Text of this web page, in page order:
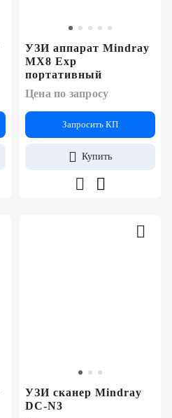
УЗИ аппарат Mindray
MX8 Exp
портативный
Цена по запросу
Запросить КП
Купить
УЗИ сканер Mindray
DC-N3